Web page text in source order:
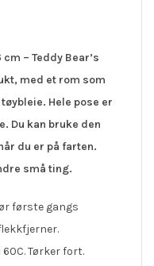
– Teddy Bear’s
med et rom som
Hele pose er
Du kan bruke den
du er på farten.
små ting.
første gangs
Tørker fort.